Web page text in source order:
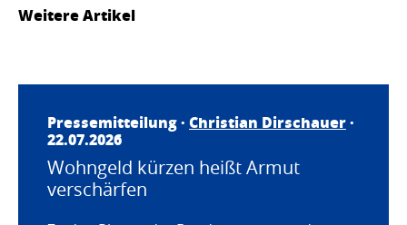
Weitere Artikel
Pressemitteilung · Christian Dirschauer·
22.07.2026
Wohngeld kürzen heißt Armut
verschärfen